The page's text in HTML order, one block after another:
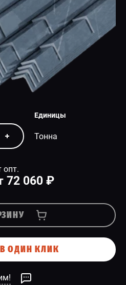
Единицы
Тонна
опт.
72 060 ₽
ОДИН КЛИК